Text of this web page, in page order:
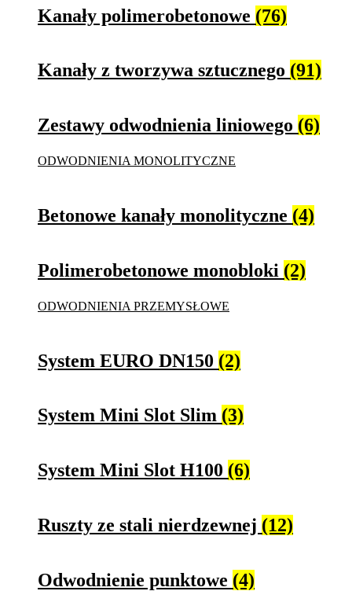
Kanały polimerobetonowe (76)
Kanały z tworzywa sztucznego (91)
Zestawy odwodnienia liniowego (6)
ODWODNIENIA MONOLITYCZNE
Betonowe kanały monolityczne (4)
Polimerobetonowe monobloki (2)
ODWODNIENIA PRZEMYSŁOWE
System EURO DN150 (2)
System Mini Slot Slim (3)
System Mini Slot H100 (6)
Ruszty ze stali nierdzewnej (12)
Odwodnienie punktowe (4)